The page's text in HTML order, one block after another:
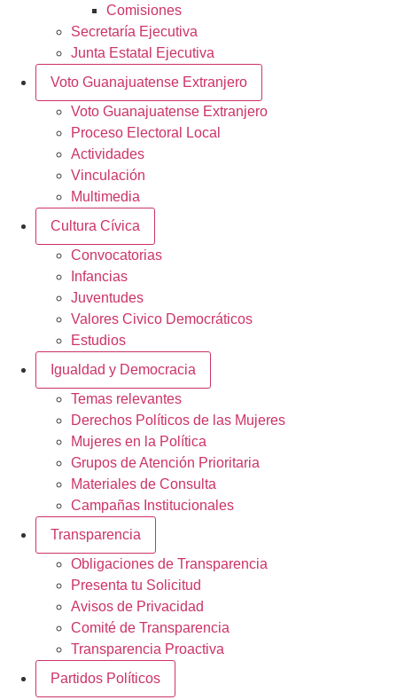
Comisiones
Secretaría Ejecutiva
Junta Estatal Ejecutiva
Voto Guanajuatense Extranjero
Voto Guanajuatense Extranjero
Proceso Electoral Local
Actividades
Vinculación
Multimedia
Cultura Cívica
Convocatorias
Infancias
Juventudes
Valores Civico Democráticos
Estudios
Igualdad y Democracia
Temas relevantes
Derechos Políticos de las Mujeres
Mujeres en la Política
Grupos de Atención Prioritaria
Materiales de Consulta
Campañas Institucionales
Transparencia
Obligaciones de Transparencia
Presenta tu Solicitud
Avisos de Privacidad
Comité de Transparencia
Transparencia Proactiva
Partidos Políticos